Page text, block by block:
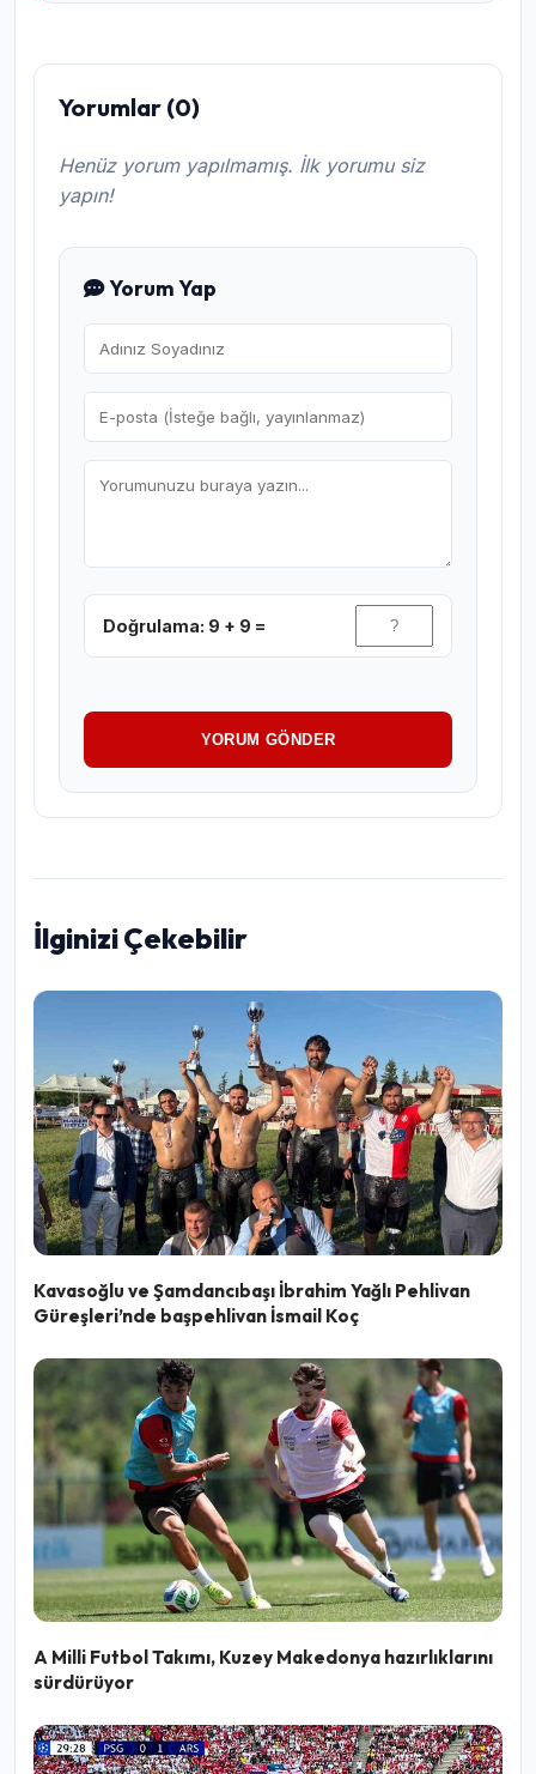
Yorumlar (0)
Henüz yorum yapılmamış. İlk yorumu siz
yapın!
Yorum Yap
Doğrulama: 9 + 9 =
YORUM GÖNDER
İlginizi Çekebilir
Kavasoğlu ve Şamdancıbaşı İbrahim Yağlı Pehlivan
Güreşleri’nde başpehlivan İsmail Koç
A Milli Futbol Takımı, Kuzey Makedonya hazırlıklarını
sürdürüyor